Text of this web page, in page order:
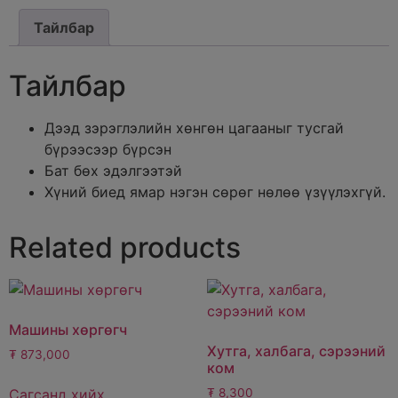
Тайлбар
Тайлбар
Дээд зэрэглэлийн хөнгөн цагааныг тусгай
бүрээсээр бүрсэн
Бат бөх эдэлгээтэй
Хүний биед ямар нэгэн сөрөг нөлөө үзүүлэхгүй.
Related products
Машины хөргөгч
₮ 873,000
Сагсанд хийх
Хутга, халбага, сэрээний
ком
₮ 8,300